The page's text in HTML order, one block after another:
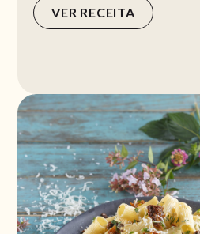
VER RECEITA